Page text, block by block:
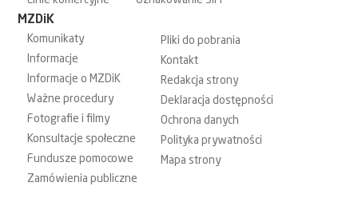
MZDiK
Komunikaty
Informacje
Informacje o MZDiK
Ważne procedury
Fotografie i filmy
Konsultacje społeczne
Fundusze pomocowe
Zamówienia publiczne
Pliki do pobrania
Kontakt
Redakcja strony
Deklaracja dostępności
Ochrona danych
Polityka prywatności
Mapa strony